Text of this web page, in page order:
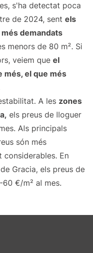
s'ha detectat poca
de 2024, sent els
demandats
menors de 80 m². Si
veiem que el
més, el que més
A les zones
els preus de lloguer
Als principals
són més
considerables. En
Gracia, els preus de
€/m² al mes.